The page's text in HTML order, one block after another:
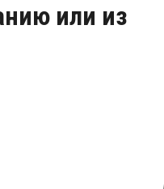
или из